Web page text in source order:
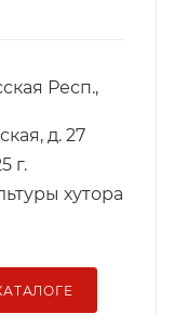
Респ.,
д. 27
г.
хутора